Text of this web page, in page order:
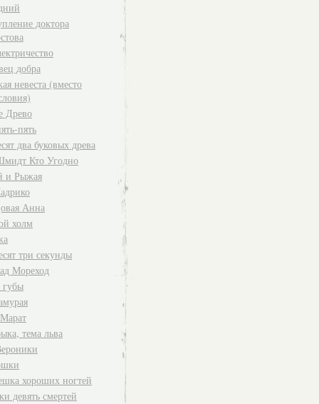
доктора
добра
невеста (вместо
Древо
пять
два буковых древа
Кто Угодно
и Рыжая
Анна
холм
три секунды
Мореход
тема льва
хороших ногтей
девять смертей